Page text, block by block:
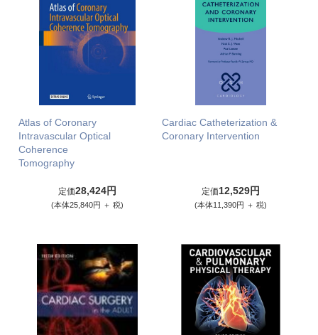
Atlas of Coronary
Intravascular Optical
Coherence
Tomography
定価28,424円
(本体25,840円 ＋ 税)
Cardiac Catheterization &
Coronary Intervention
定価12,529円
(本体11,390円 ＋ 税)